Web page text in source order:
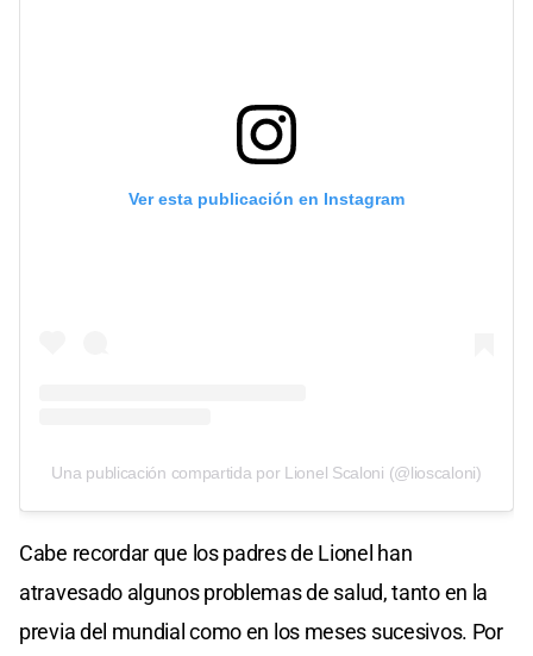
Ver esta publicación en Instagram
Una publicación compartida por Lionel Scaloni (@lioscaloni)
Cabe recordar que los padres de Lionel han
atravesado algunos problemas de salud, tanto en la
previa del mundial como en los meses sucesivos. Por